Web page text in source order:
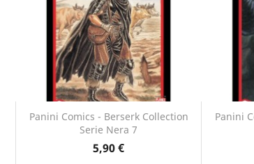
Panini Comics - Berserk Collection
Serie Nera 7
5,90 €
Anteprima
Panini